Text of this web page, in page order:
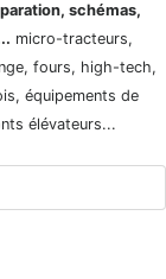
schémas,
micro-tracteurs,
fours, high-tech,
équipements de
élévateurs...